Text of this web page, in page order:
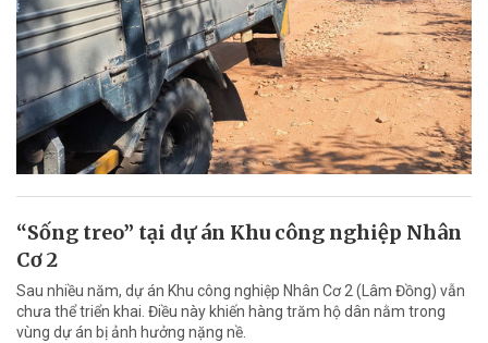
“Sống treo” tại dự án Khu công nghiệp Nhân
Cơ 2
Sau nhiều năm, dự án Khu công nghiệp Nhân Cơ 2 (Lâm Đồng) vẫn
chưa thể triển khai. Điều này khiến hàng trăm hộ dân nằm trong
vùng dự án bị ảnh hưởng nặng nề.